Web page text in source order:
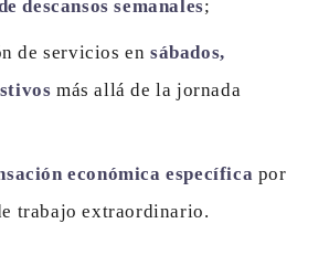
descansos semanales;
de servicios en sábados,
más allá de la jornada
económica específica por
trabajo extraordinario.